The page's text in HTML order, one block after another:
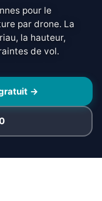
pour le
par drone. La
la hauteur,
de vol.
→